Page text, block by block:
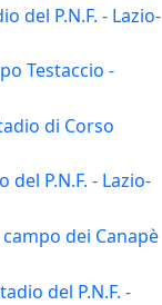
del P.N.F. - Lazio-
Testaccio -
di Corso
P.N.F. - Lazio-
dei Canapè
del P.N.F. -